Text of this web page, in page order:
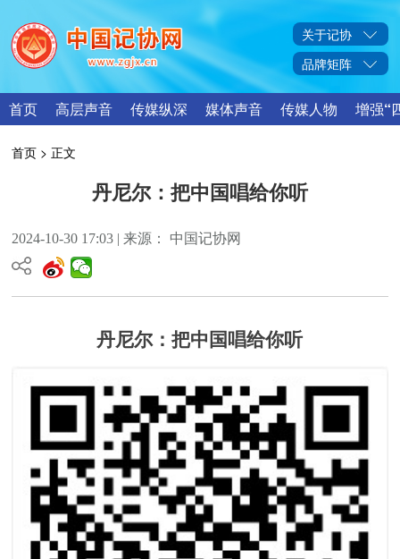
关于记协
品牌矩阵
首页 高层声音 传媒纵深 媒体声音 传媒人物 增强“
首页 > 正文
丹尼尔：把中国唱给你听
2024-10-30 17:03 | 来源： 中国记协网
丹尼尔：把中国唱给你听